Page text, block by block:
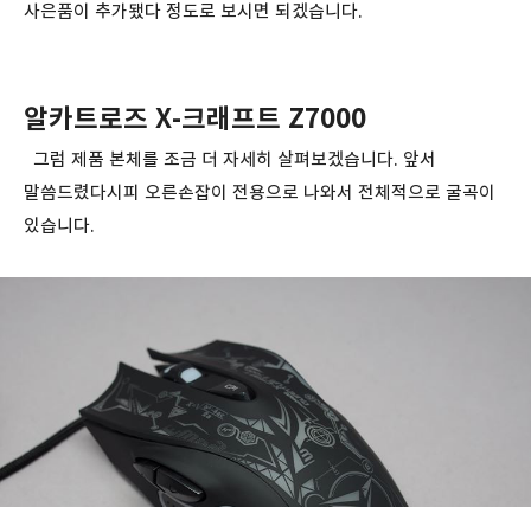
사은품이 추가됐다 정도로 보시면 되겠습니다.
알카트로즈 X-크래프트 Z7000
그럼 제품 본체를 조금 더 자세히 살펴보겠습니다. 앞서
말씀드렸다시피 오른손잡이 전용으로 나와서 전체적으로 굴곡이
있습니다.